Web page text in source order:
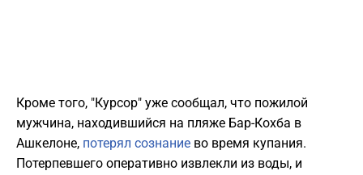
Кроме того, "Курсор" уже сообщал, что пожилой
мужчина, находившийся на пляже Бар-Кохба в
Ашкелоне, потерял сознание во время купания.
Потерпевшего оперативно извлекли из воды, и